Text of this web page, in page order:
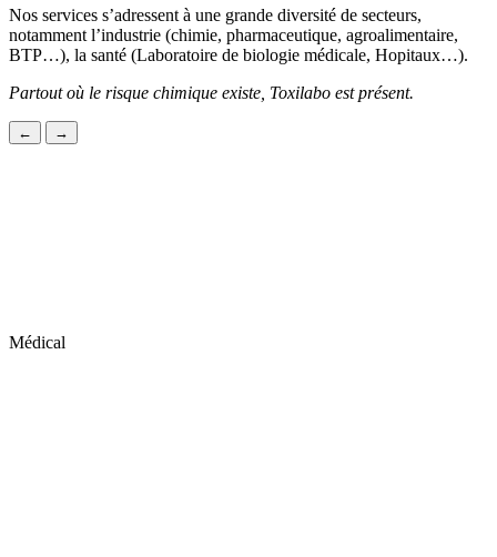
Nos services s’adressent à une grande diversité de secteurs,
notamment l’industrie (chimie, pharmaceutique, agroalimentaire,
BTP…), la santé (Laboratoire de biologie médicale, Hopitaux…).
Partout où le risque chimique existe, Toxilabo est présent.
← →
Médical